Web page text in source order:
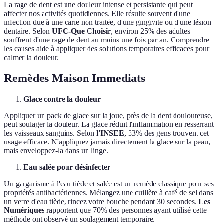
La rage de dent est une douleur intense et persistante qui peut
affecter nos activités quotidiennes. Elle résulte souvent d'une
infection due à une carie non traitée, d'une gingivite ou d'une lésion
dentaire. Selon UFC-Que Choisir, environ 25% des adultes
souffrent d'une rage de dent au moins une fois par an. Comprendre
les causes aide à appliquer des solutions temporaires efficaces pour
calmer la douleur.
Remèdes Maison Immediats
Glace contre la douleur
Appliquer un pack de glace sur la joue, près de la dent douloureuse,
peut soulager la douleur. La glace réduit l'inflammation en resserrant
les vaisseaux sanguins. Selon l'INSEE, 33% des gens trouvent cet
usage efficace. N'appliquez jamais directement la glace sur la peau,
mais enveloppez-la dans un linge.
Eau salée pour désinfecter
Un gargarisme à l'eau tiède et salée est un remède classique pour ses
propriétés antibactériennes. Mélangez une cuillère à café de sel dans
un verre d'eau tiède, rincez votre bouche pendant 30 secondes. Les
Numériques rapportent que 70% des personnes ayant utilisé cette
méthode ont observé un soulagement temporaire.